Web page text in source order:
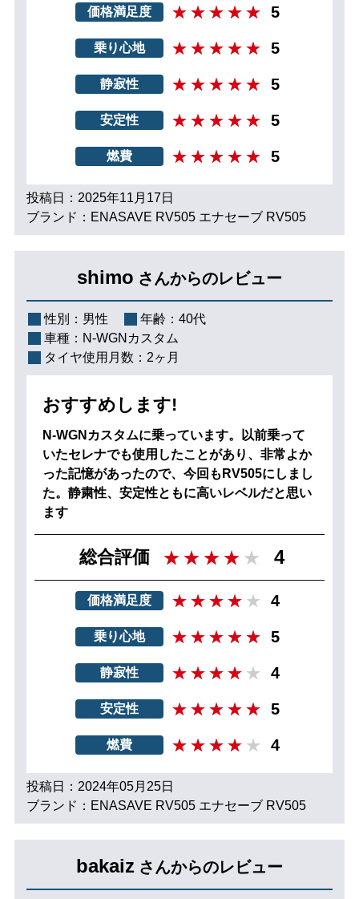
価格満足度 5
乗り心地 5
静寂性 5
安定性 5
燃費 5
投稿日：2025年11月17日
ブランド：ENASAVE RV505 エナセーブ RV505
shimo さんからのレビュー
性別： 男性 年齢： 40代
車種： N-WGNカスタム
タイヤ使用月数： 2ヶ月
おすすめします!
N-WGNカスタムに乗っています。以前乗って
いたセレナでも使用したことがあり、非常よか
った記憶があったので、今回もRV505にしまし
た。静粛性、安定性ともに高いレベルだと思い
ます
総合評価 4
価格満足度 4
乗り心地 5
静寂性 4
安定性 5
燃費 4
投稿日：2024年05月25日
ブランド：ENASAVE RV505 エナセーブ RV505
bakaiz さんからのレビュー